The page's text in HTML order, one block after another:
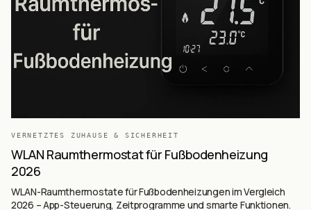
VERNETZTES ZUHAUSE & SICHERHEIT
WLAN Raumthermostat für Fußbodenheizung
2026
WLAN-Raumthermostate für Fußbodenheizungen im Vergleich
2026 – App-Steuerung, Zeitprogramme und smarte Funktionen.